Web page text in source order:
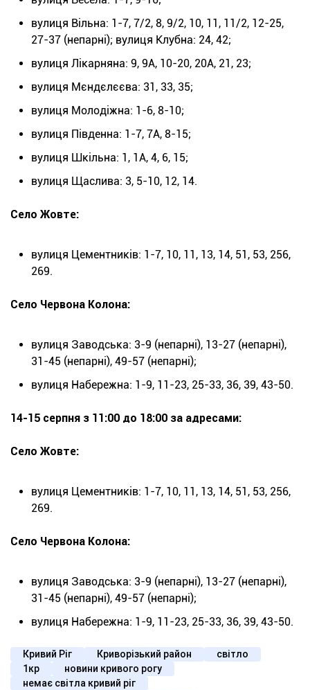
вулиця Вільна: 1-7, 7/2, 8, 9/2, 10, 11, 11/2, 12-25,
27-37 (непарні); вулиця Клубна: 24, 42;
вулиця Лікарняна: 9, 9А, 10-20, 20А, 21, 23;
вулиця Мєндєлєєва: 31, 33, 35;
вулиця Молодіжна: 1-6, 8-10;
вулиця Південна: 1-7, 7А, 8-15;
вулиця Шкільна: 1, 1А, 4, 6, 15;
вулиця Щаслива: 3, 5-10, 12, 14.
Село Жовте:
вулиця Цементників: 1-7, 10, 11, 13, 14, 51, 53, 256,
269.
Село Червона Колона:
вулиця Заводська: 3-9 (непарні), 13-27 (непарні),
31-45 (непарні), 49-57 (непарні);
вулиця Набережна: 1-9, 11-23, 25-33, 36, 39, 43-50.
14-15 серпня з 11:00 до 18:00 за адресами:
Село Жовте:
вулиця Цементників: 1-7, 10, 11, 13, 14, 51, 53, 256,
269.
Село Червона Колона:
вулиця Заводська: 3-9 (непарні), 13-27 (непарні),
31-45 (непарні), 49-57 (непарні);
вулиця Набережна: 1-9, 11-23, 25-33, 36, 39, 43-50.
Кривий Ріг Криворізький район
світло
1кр
новини кривого рогу
немає світла кривий ріг